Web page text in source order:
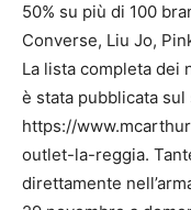
50% su più di 100
Converse, Liu Jo,
La lista completa dei
è stata pubblicata sul
https://
outlet-la-reggia.
direttamente